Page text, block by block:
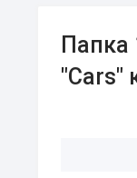
Папка
"Cars"